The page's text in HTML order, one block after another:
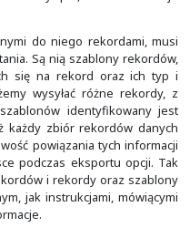
pamięci urządzenia i
To, co z lokalnej
od wybranej
możliwość eksportu
per cache. Na
umożliwiające
zewnętrznych